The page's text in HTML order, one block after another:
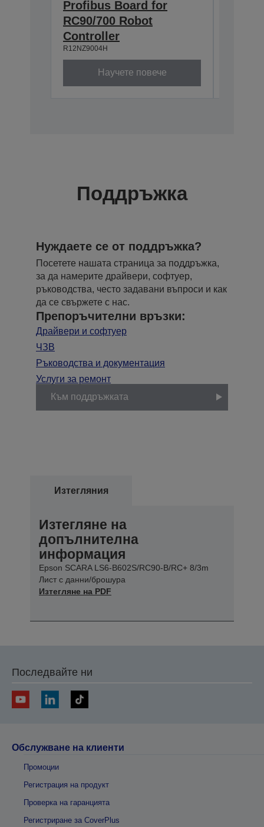
Profibus Board for
RC90/700 Robot
Controller
R12NZ9004H
Научете повече
Поддръжка
Нуждаете се от поддръжка?
Посетете нашата страница за поддръжка,
за да намерите драйвери, софтуер,
ръководства, често задавани въпроси и как
да се свържете с нас.
Препоръчителни връзки:
Драйвери и софтуер
ЧЗВ
Ръководства и документация
Услуги за ремонт
Към поддръжката
Изтегляния
Изтегляне на
допълнителна
информация
Epson SCARA LS6-B602S/RC90-B/RC+ 8/3m
Лист с данни/брошура
Изтегляне на PDF
Последвайте ни
Обслужване на клиенти
Промоции
Регистрация на продукт
Проверка на гаранцията
Регистриране за CoverPlus